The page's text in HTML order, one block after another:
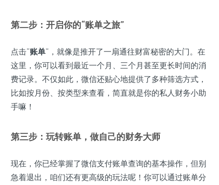
第二步：开启你的“账单之旅”
点击“账单”，就像是推开了一扇通往财富秘密的大门。在
这里，你可以看到最近一个月、三个月甚至更长时间的消
费记录。不仅如此，微信还贴心地提供了多种筛选方式，
比如按月份、按类型来查看，简直就是你的私人财务小助
手嘛！
第三步：玩转账单，做自己的财务大师
现在，你已经掌握了微信支付账单查询的基本操作，但别
急着退出，咱们还有更高级的玩法呢！你可以通过账单分